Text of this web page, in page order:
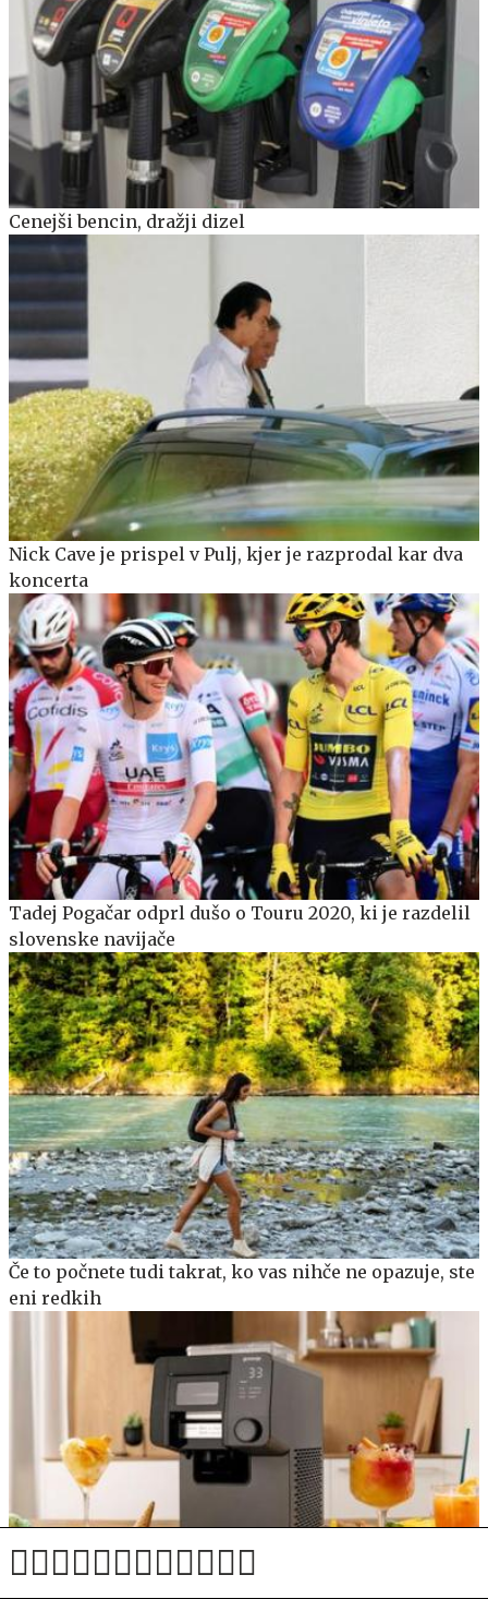
Cenejši bencin, dražji dizel
Nick Cave je prispel v Pulj, kjer je razprodal kar dva
koncerta
Tadej Pogačar odprl dušo o Touru 2020, ki je razdelil
slovenske navijače
Če to počnete tudi takrat, ko vas nihče ne opazuje, ste
eni redkih